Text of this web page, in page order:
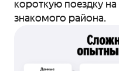
короткую поездку
знакомого района.